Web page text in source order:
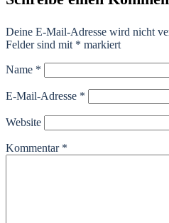
Deine E-Mail-Adresse wird nicht
Felder sind mit * markiert
Name *
E-Mail-Adresse *
Website
Kommentar *